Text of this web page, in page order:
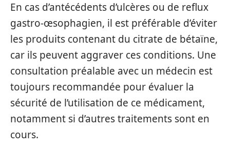
En cas d’antécédents d’ulcères ou de reflux
gastro-œsophagien, il est préférable d’éviter
les produits contenant du citrate de bétaïne,
car ils peuvent aggraver ces conditions. Une
consultation préalable avec un médecin est
toujours recommandée pour évaluer la
sécurité de l’utilisation de ce médicament,
notamment si d’autres traitements sont en
cours.